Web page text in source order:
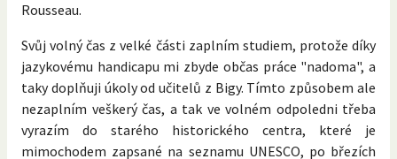
Rousseau.
Svůj volný čas z velké části zaplním studiem, protože díky
jazykovému handicapu mi zbyde občas práce "nadoma", a
taky doplňuji úkoly od učitelů z Bigy. Tímto způsobem ale
nezaplním veškerý čas, a tak ve volném odpoledni třeba
vyrazím do starého historického centra, které je
mimochodem zapsané na seznamu UNESCO, po březích